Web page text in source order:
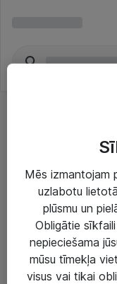
Risinājumi &
IT serviss un atbalsts
IT infrastruktūra
Darba vietu IT
Mēs izmantojam
uzlabotu
plūsmu un
Obligātie
nepieciešama
mūsu tīmekļa
visus vai tikai